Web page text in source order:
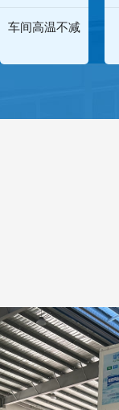
车间高温不减